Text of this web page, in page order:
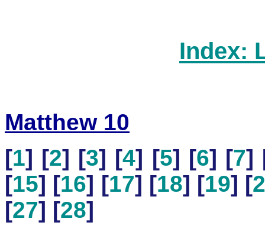
Index:
Matthew 10
[1] [2] [3] [4] [5] [6] [7]
[15] [16] [17] [18] [19] [
[27] [28]